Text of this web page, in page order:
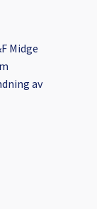
Midge
av